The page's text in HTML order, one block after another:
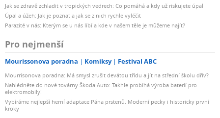
Jak se zdravě zchladit v tropických vedrech: Co pomáhá a kdy už riskujete úpal
Úpal a úžeh: Jak je poznat a jak se z nich rychle vyléčit
Parazité v nás: Kterým se u nás líbí a kde v našem těle je můžeme najít?
Pro nejmenší
Mourissonova poradna Komiksy Festival ABC
Mourrisonova poradna: Má smysl zrušit devátou třídu a jít na střední školu dřív?
Nahlédněte do nové továrny Škoda Auto: Takhle probíhá výroba baterií pro
elektromobily!
Vybíráme nejlepší herní adaptace Pána prstenů. Moderní pecky i historicky první
kroky